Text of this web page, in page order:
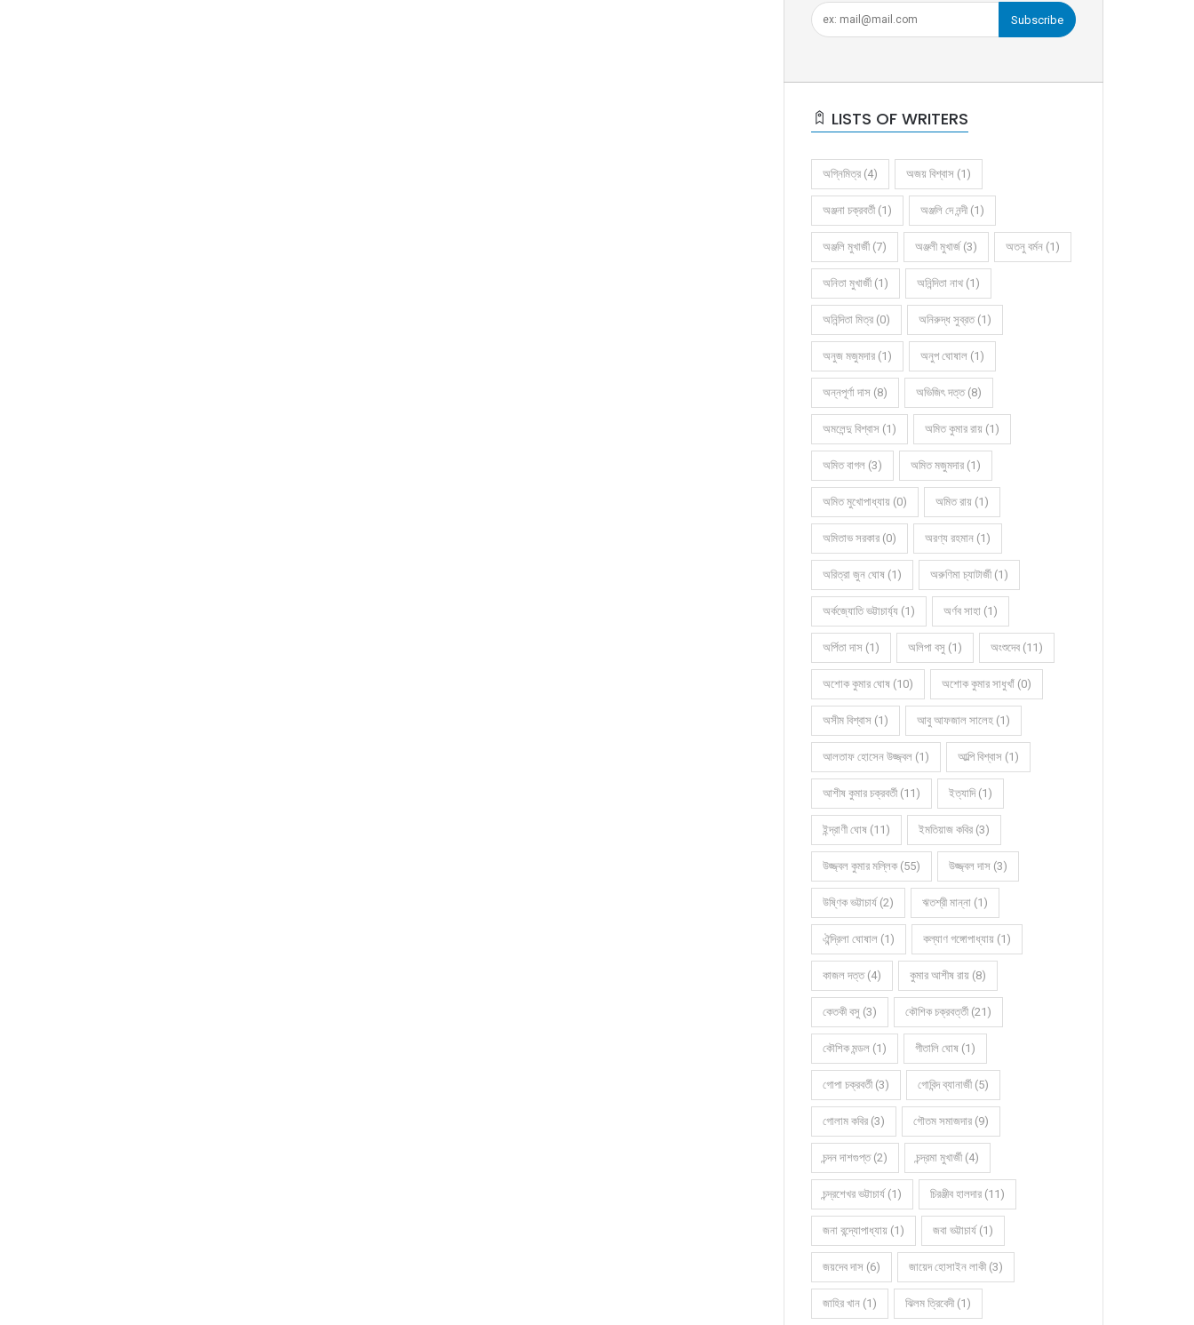
Subscribe
LISTS OF WRITERS
অগ্নিমিত্র (4) অজয় বিশ্বাস (1)
অঞ্জনা চক্রবর্তী (1) অঞ্জলি দে নন্দী (1)
অঞ্জলি মুখার্জী (7) অঞ্জলী মুখার্জ (3) অতনু বর্মন (1)
অনিতা মুখার্জী (1) অনিন্দিতা নাথ (1)
অনিন্দিতা মিত্র (0) অনিরুদ্ধ সুব্রত (1)
অনুজ মজুমদার (1) অনুপ ঘোষাল (1)
অন্নপূর্ণা দাস (8) অভিজিৎ দত্ত (8)
অমলেন্দু বিশ্বাস (1) অমিত কুমার রায় (1)
অমিত বাগল (3) অমিত মজুমদার (1)
অমিত মুখোপাধ্যায় (0) অমিত রায় (1)
অমিতাভ সরকার (0) অরণ্য রহমান (1)
অরিত্রা জুন ঘোষ (1) অরুণিমা চ্যাটার্জী (1)
অর্কজ্যোতি ভট্টাচার্য্য (1) অর্ণব সাহা (1)
অর্পিতা দাস (1) অলিপা বসু (1) অংশুদেব (11)
অশোক কুমার ঘোষ (10) অশোক কুমার সাধুখাঁ (0)
অসীম বিশ্বাস (1) আবু আফজাল সালেহ (1)
আলতাফ হোসেন উজ্জ্বল (1) আল্পি বিশ্বাস (1)
আশীষ কুমার চক্রবর্তী (11) ইত্যাদি (1)
ইন্দ্রাণী ঘোষ (11) ইমতিয়াজ কবির (3)
উজ্জ্বল কুমার মল্লিক (55) উজ্জ্বল দাস (3)
উষ্ণিক ভট্টাচার্য (2) ঋতশ্রী মান্না (1)
ঐন্দ্রিলা ঘোষাল (1) কল্যাণ গঙ্গোপাধ্যায় (1)
কাজল দত্ত (4) কুমার আশীষ রায় (8)
কেতকী বসু (3) কৌশিক চক্রবর্ত্তী (21)
কৌশিক মন্ডল (1) গীতালি ঘোষ (1)
গোপা চক্রবর্তী (3) গোবিন্দ ব্যানার্জী (5)
গোলাম কবির (3) গৌতম সমাজদার (9)
চন্দন দাশগুপ্ত (2) চন্দ্রমা মুখার্জী (4)
চন্দ্রশেখর ভট্টাচার্য (1) চিরঞ্জীব হালদার (11)
জনা বন্দ্যোপাধ্যায় (1) জবা ভট্টাচার্য (1)
জয়দেব দাস (6) জায়েদ হোসাইন লাকী (3)
জাহির খান (1) ঝিলম ত্রিবেদী (1)